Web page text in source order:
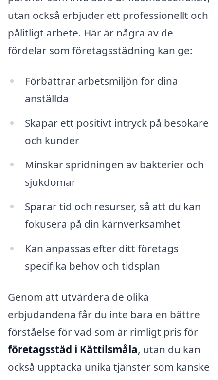
utan också erbjuder ett professionellt och
pålitligt arbete. Här är några av de
fördelar som företagsstädning kan ge:
Förbättrar arbetsmiljön för dina
anställda
Skapar ett positivt intryck på besökare
och kunder
Minskar spridningen av bakterier och
sjukdomar
Sparar tid och resurser, så att du kan
fokusera på din kärnverksamhet
Kan anpassas efter ditt företags
specifika behov och tidsplan
Genom att utvärdera de olika
erbjudandena får du inte bara en bättre
förståelse för vad som är rimligt pris för
företagsstäd i Kättilsmåla, utan du kan
också upptäcka unika tjänster som kanske